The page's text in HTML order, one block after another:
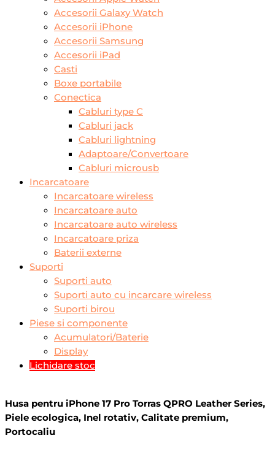
Accesorii Galaxy Watch
Accesorii iPhone
Accesorii Samsung
Accesorii iPad
Casti
Boxe portabile
Conectica
Cabluri type C
Cabluri jack
Cabluri lightning
Adaptoare/Convertoare
Cabluri microusb
Incarcatoare
Incarcatoare wireless
Incarcatoare auto
Incarcatoare auto wireless
Incarcatoare priza
Baterii externe
Suporti
Suporti auto
Suporti auto cu incarcare wireless
Suporti birou
Piese si componente
Acumulatori/Baterie
Display
Lichidare stoc
Husa pentru iPhone 17 Pro Torras QPRO Leather Series,
Piele ecologica, Inel rotativ, Calitate premium,
Portocaliu